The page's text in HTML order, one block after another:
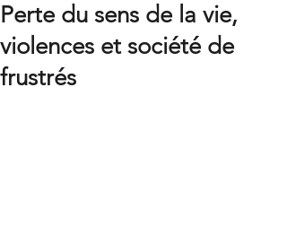
Perte du sens de la vie,
violences et société de
frustrés